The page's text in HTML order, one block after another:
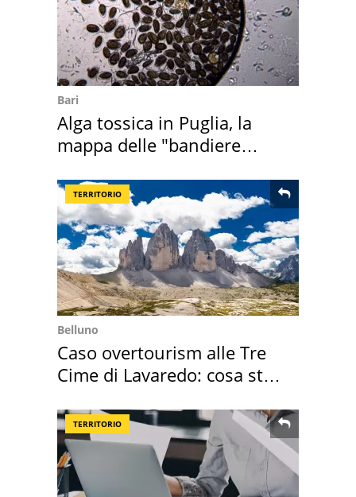
Bari
Alga tossica in Puglia, la
mappa delle "bandiere
TERRITORIO
Belluno
Caso overtourism alle Tre
Cime di Lavaredo: cosa sta
TERRITORIO